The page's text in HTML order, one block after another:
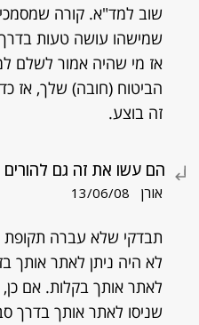
שוב למד"א. קורה
שמישהו עושה טעות
אז מי שהיה אמור לשלם
הביטוח (חובה) שלך, אז
זה בוצע.
הם עשו את זה גם
אורן 13/06/08
לא היה ניתן לאתר אותך
לאתר אותך בקלות. אם כן,
שניסו לאתר אותך בדרך